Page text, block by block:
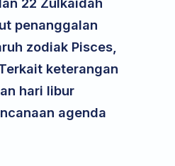
penanggalan
zodiak Pisces,
keterangan
hari libur
agenda